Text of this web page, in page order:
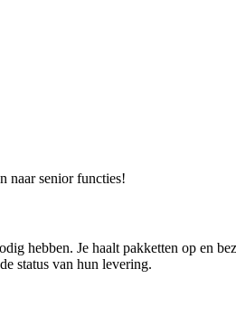
naar senior functies!
hebben. Je haalt pakketten op en
status van hun levering.